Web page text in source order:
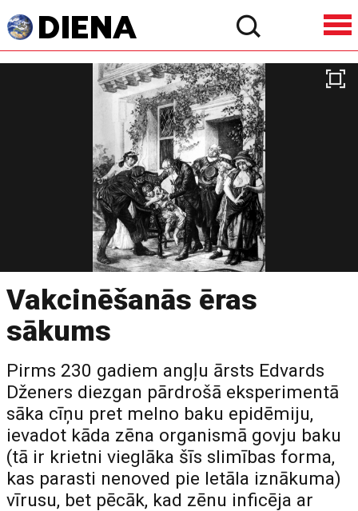
Vakcinēšanās ēras
sākums
Pirms 230 gadiem angļu ārsts Edvards
Dženers diezgan pārdrošā eksperimentā
sāka cīņu pret melno baku epidēmiju,
ievadot kāda zēna organismā govju baku
(tā ir krietni vieglāka šīs slimības forma,
kas parasti nenoved pie letāla iznākuma)
vīrusu, bet pēcāk, kad zēnu inficēja ar